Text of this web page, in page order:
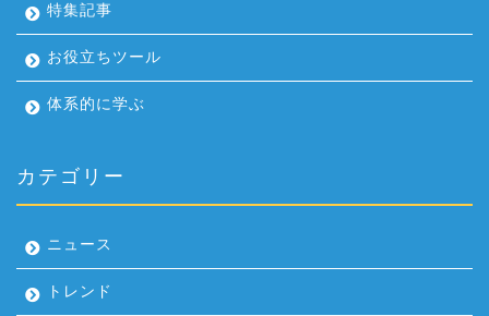
特集記事
お役立ちツール
体系的に学ぶ
カテゴリー
ニュース
トレンド